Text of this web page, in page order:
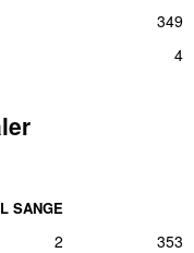
349
4
SANGE
2
353